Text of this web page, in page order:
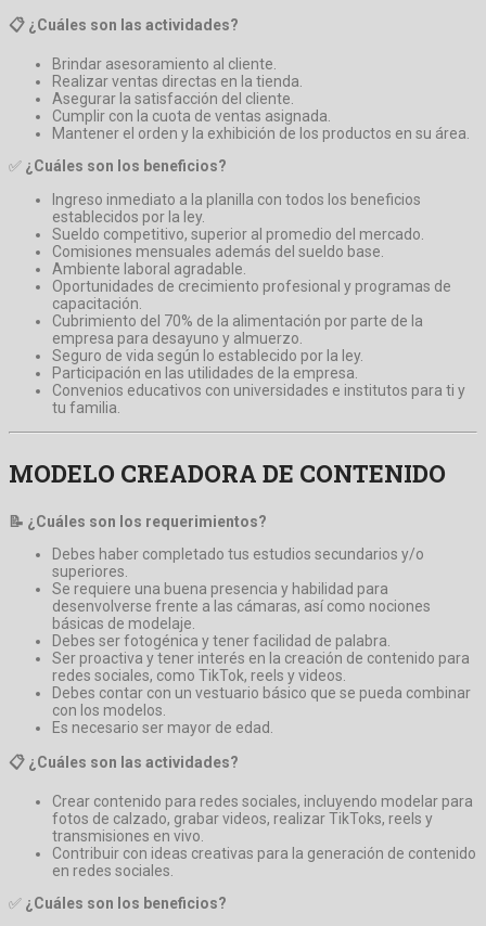
📋 ¿Cuáles son las actividades?
Brindar asesoramiento al cliente.
Realizar ventas directas en la tienda.
Asegurar la satisfacción del cliente.
Cumplir con la cuota de ventas asignada.
Mantener el orden y la exhibición de los productos en su área.
✅ ¿Cuáles son los beneficios?
Ingreso inmediato a la planilla con todos los beneficios
establecidos por la ley.
Sueldo competitivo, superior al promedio del mercado.
Comisiones mensuales además del sueldo base.
Ambiente laboral agradable.
Oportunidades de crecimiento profesional y programas de
capacitación.
Cubrimiento del 70% de la alimentación por parte de la
empresa para desayuno y almuerzo.
Seguro de vida según lo establecido por la ley.
Participación en las utilidades de la empresa.
Convenios educativos con universidades e institutos para ti y
tu familia.
MODELO CREADORA DE CONTENIDO
📝 ¿Cuáles son los requerimientos?
Debes haber completado tus estudios secundarios y/o
superiores.
Se requiere una buena presencia y habilidad para
desenvolverse frente a las cámaras, así como nociones
básicas de modelaje.
Debes ser fotogénica y tener facilidad de palabra.
Ser proactiva y tener interés en la creación de contenido para
redes sociales, como TikTok, reels y videos.
Debes contar con un vestuario básico que se pueda combinar
con los modelos.
Es necesario ser mayor de edad.
📋 ¿Cuáles son las actividades?
Crear contenido para redes sociales, incluyendo modelar para
fotos de calzado, grabar videos, realizar TikToks, reels y
transmisiones en vivo.
Contribuir con ideas creativas para la generación de contenido
en redes sociales.
✅ ¿Cuáles son los beneficios?